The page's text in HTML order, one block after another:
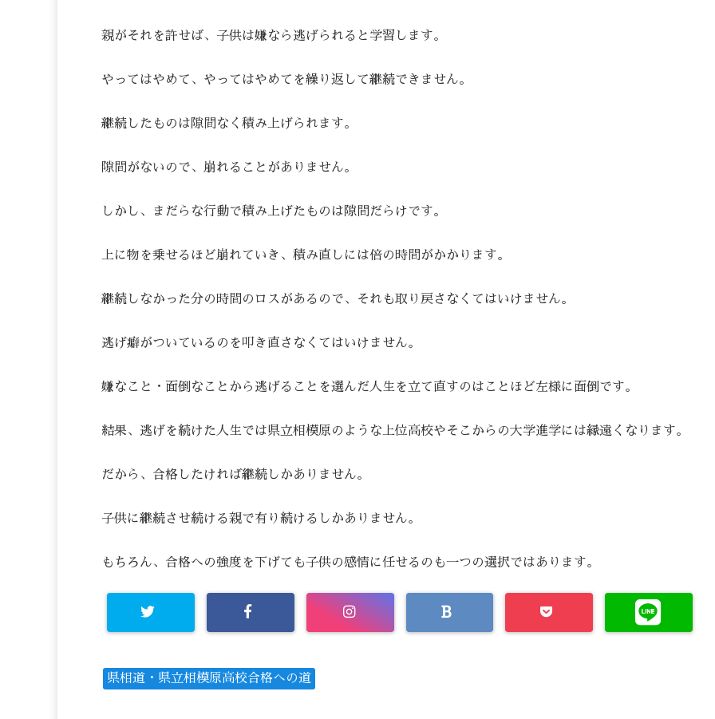
親がそれを許せば、子供は嫌なら逃げられると学習します。
やってはやめて、やってはやめてを繰り返して継続できません。
継続したものは隙間なく積み上げられます。
隙間がないので、崩れることがありません。
しかし、まだらな行動で積み上げたものは隙間だらけです。
上に物を乗せるほど崩れていき、積み直しには倍の時間がかかります。
継続しなかった分の時間のロスがあるので、それも取り戻さなくてはいけません。
逃げ癖がついているのを叩き直さなくてはいけません。
嫌なこと・面倒なことから逃げることを選んだ人生を立て直すのはことほど左様に面倒です。
結果、逃げを続けた人生では県立相模原のような上位高校やそこからの大学進学には縁遠くなります。
だから、合格したければ継続しかありません。
子供に継続させ続ける親で有り続けるしかありません。
もちろん、合格への強度を下げても子供の感情に任せるのも一つの選択ではあります。
県相道・県立相模原高校合格への道